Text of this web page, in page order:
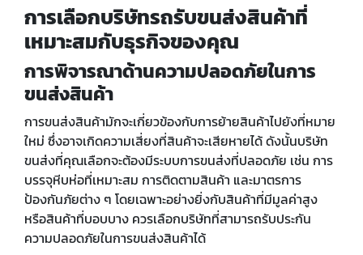
การเลือกบริษัทรถรับขนส่งสินค้าที่
เหมาะสมกับธุรกิจของคุณ
การพิจารณาด้านความปลอดภัยในการ
ขนส่งสินค้า
การขนส่งสินค้ามักจะเกี่ยวข้องกับการย้ายสินค้าไปยังที่หมาย
ใหม่ ซึ่งอาจเกิดความเสี่ยงที่สินค้าจะเสียหายได้ ดังนั้นบริษัท
ขนส่งที่คุณเลือกจะต้องมีระบบการขนส่งที่ปลอดภัย เช่น การ
บรรจุหีบห่อที่เหมาะสม การติดตามสินค้า และมาตรการ
ป้องกันภัยต่าง ๆ โดยเฉพาะอย่างยิ่งกับสินค้าที่มีมูลค่าสูง
หรือสินค้าที่บอบบาง ควรเลือกบริษัทที่สามารถรับประกัน
ความปลอดภัยในการขนส่งสินค้าได้